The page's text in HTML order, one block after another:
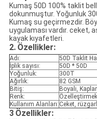
Kumaş 50D 100% taklit
dokunmuştur. Yoğunluk
Kumaş su geçirmezdir.
uygulaması vardır. ceket,
kayak kıyafetleri.
2. Özellikler:
Adı:
50D Taklit
İplik sayısı:
50D * 50D
Yoğunluk:
300T
Ağırlık:
82 GSM
Bitiş:
Boyalı,
Renk:
Özelleştirmek
Kullanım Alanları: Ceket,
3 Özellikler: